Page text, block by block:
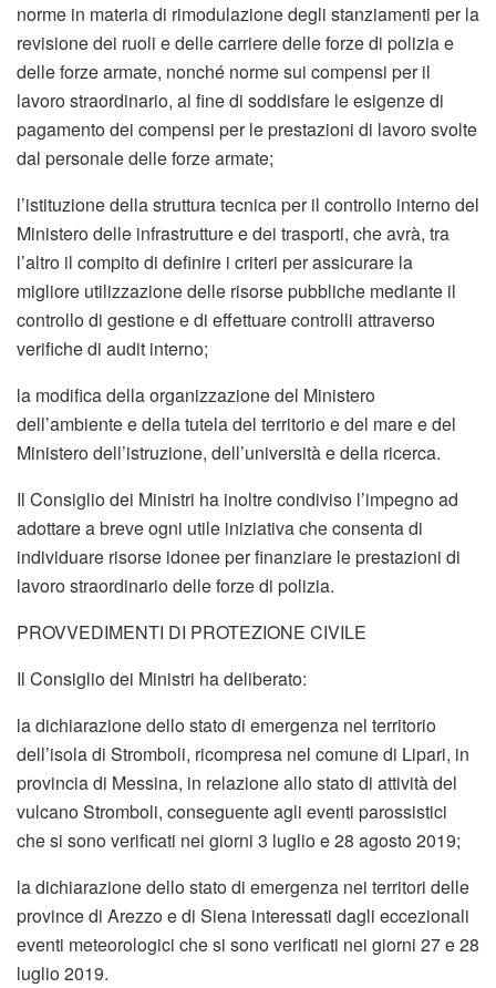
norme in materia di rimodulazione degli stanziamenti per la
revisione dei ruoli e delle carriere delle forze di polizia e
delle forze armate, nonché norme sui compensi per il
lavoro straordinario, al fine di soddisfare le esigenze di
pagamento dei compensi per le prestazioni di lavoro svolte
dal personale delle forze armate;
l’istituzione della struttura tecnica per il controllo interno del
Ministero delle infrastrutture e dei trasporti, che avrà, tra
l’altro il compito di definire i criteri per assicurare la
migliore utilizzazione delle risorse pubbliche mediante il
controllo di gestione e di effettuare controlli attraverso
verifiche di audit interno;
la modifica della organizzazione del Ministero
dell’ambiente e della tutela del territorio e del mare e del
Ministero dell’istruzione, dell’università e della ricerca.
Il Consiglio dei Ministri ha inoltre condiviso l’impegno ad
adottare a breve ogni utile iniziativa che consenta di
individuare risorse idonee per finanziare le prestazioni di
lavoro straordinario delle forze di polizia.
PROVVEDIMENTI DI PROTEZIONE CIVILE
Il Consiglio dei Ministri ha deliberato:
la dichiarazione dello stato di emergenza nel territorio
dell’isola di Stromboli, ricompresa nel comune di Lipari, in
provincia di Messina, in relazione allo stato di attività del
vulcano Stromboli, conseguente agli eventi parossistici
che si sono verificati nei giorni 3 luglio e 28 agosto 2019;
la dichiarazione dello stato di emergenza nei territori delle
province di Arezzo e di Siena interessati dagli eccezionali
eventi meteorologici che si sono verificati nei giorni 27 e 28
luglio 2019.